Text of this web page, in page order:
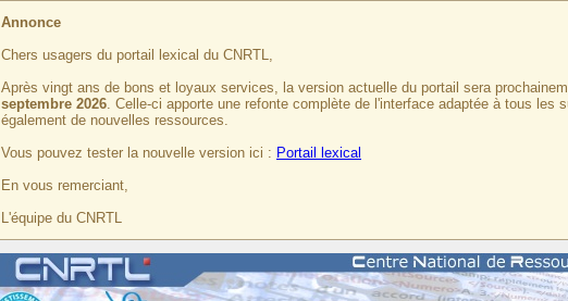
Annonce
Chers usagers du portail lexical du CNRTL,
Après vingt ans de bons et loyaux services, la version actuelle du portail sera
septembre 2026. Celle-ci apporte une refonte complète de l'interface adaptée à tous les
également de nouvelles ressources.
Vous pouvez tester la nouvelle version ici : Portail lexical
En vous remerciant,
L'équipe du CNRTL